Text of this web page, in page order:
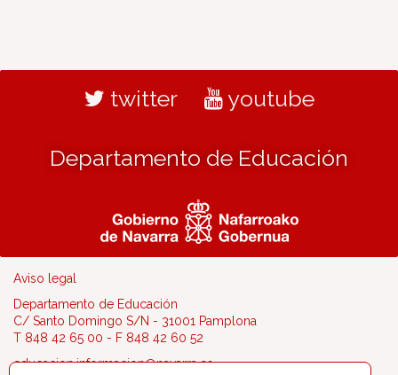
twitter youtube
Departamento de Educación
Aviso legal
Departamento de Educación
C/ Santo Domingo S/N - 31001 Pamplona
T 848 42 65 00 - F 848 42 60 52
educacion.informacion@navarra.es